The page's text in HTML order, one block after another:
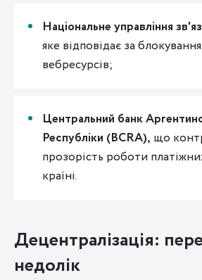
Національне управління
яке відповідає за
вебресурсів;
Центральний банк
Республіки (BCRA), що
прозорість роботи
країні.
Децентралізація:
недолік